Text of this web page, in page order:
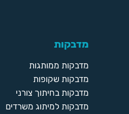
מדבקות
מדבקות ממותגות
מדבקות שקופות
מדבקות בחיתוך צורני
מדבקות למיתוג משרדים